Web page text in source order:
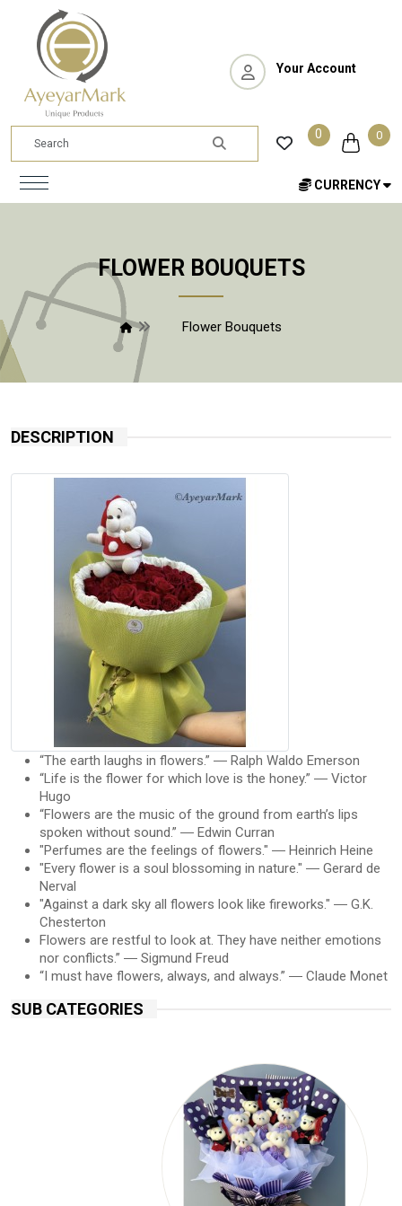
Your Account
0 0
CURRENCY
FLOWER BOUQUETS
Flower Bouquets
DESCRIPTION
“The earth laughs in flowers.” ― Ralph Waldo Emerson
“Life is the flower for which love is the honey.” ― Victor
Hugo
“Flowers are the music of the ground from earth’s lips
spoken without sound.” ― Edwin Curran
"Perfumes are the feelings of flowers." ― Heinrich Heine
"Every flower is a soul blossoming in nature." ― Gerard de
Nerval
"Against a dark sky all flowers look like fireworks." ― G.K.
Chesterton
Flowers are restful to look at. They have neither emotions
nor conflicts.” ― Sigmund Freud
“I must have flowers, always, and always.” ― Claude Monet
SUB CATEGORIES